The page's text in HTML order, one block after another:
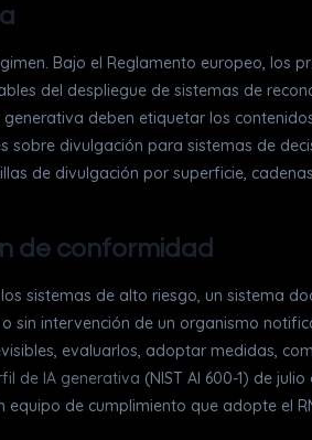
Bajo el Reglamento europeo,
del despliegue de sistemas de
deben etiquetar los
divulgación para sistemas de
de divulgación por superficie,
de conformidad
sistemas de alto riesgo, un sistema
sin intervención de un organismo
evaluarlos, adoptar medidas,
de IA generativa (NIST AI 600-1) de
de cumplimiento que adopte el